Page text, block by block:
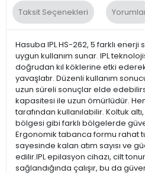
Taksit Seçenekleri
Hasuba IPL HS-262, 5 farklı
uygun kullanım sunar. IPL
doğrudan kıl köklerine etki
yavaşlatır. Düzenli kullanım
uzun süreli sonuçlar elde
kapasitesi ile uzun ömürlüdür.
tarafından kullanılabilir. Koltuk
bölgesi gibi farklı bölgelerde
Ergonomik tabanca formu rahat
sayesinde kalan atım sayısı ve
edilir.IPL epilasyon cihazı, cilt
sağlandığında çalışır, bu da